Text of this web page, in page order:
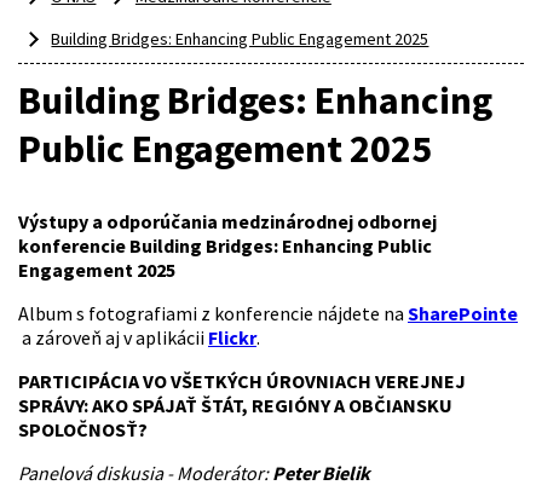
Building Bridges: Enhancing Public Engagement 2025
Building Bridges: Enhancing
Public Engagement 2025
Výstupy a odporúčania medzinárodnej odbornej
konferencie Building Bridges: Enhancing Public
Engagement 2025
Album s fotografiami z konferencie nájdete na SharePointe
a zároveň aj v aplikácii Flickr.
PARTICIPÁCIA VO VŠETKÝCH ÚROVNIACH VEREJNEJ
SPRÁVY: AKO SPÁJAŤ ŠTÁT, REGIÓNY A OBČIANSKU
SPOLOČNOSŤ?
Panelová diskusia - Moderátor:Peter Bielik